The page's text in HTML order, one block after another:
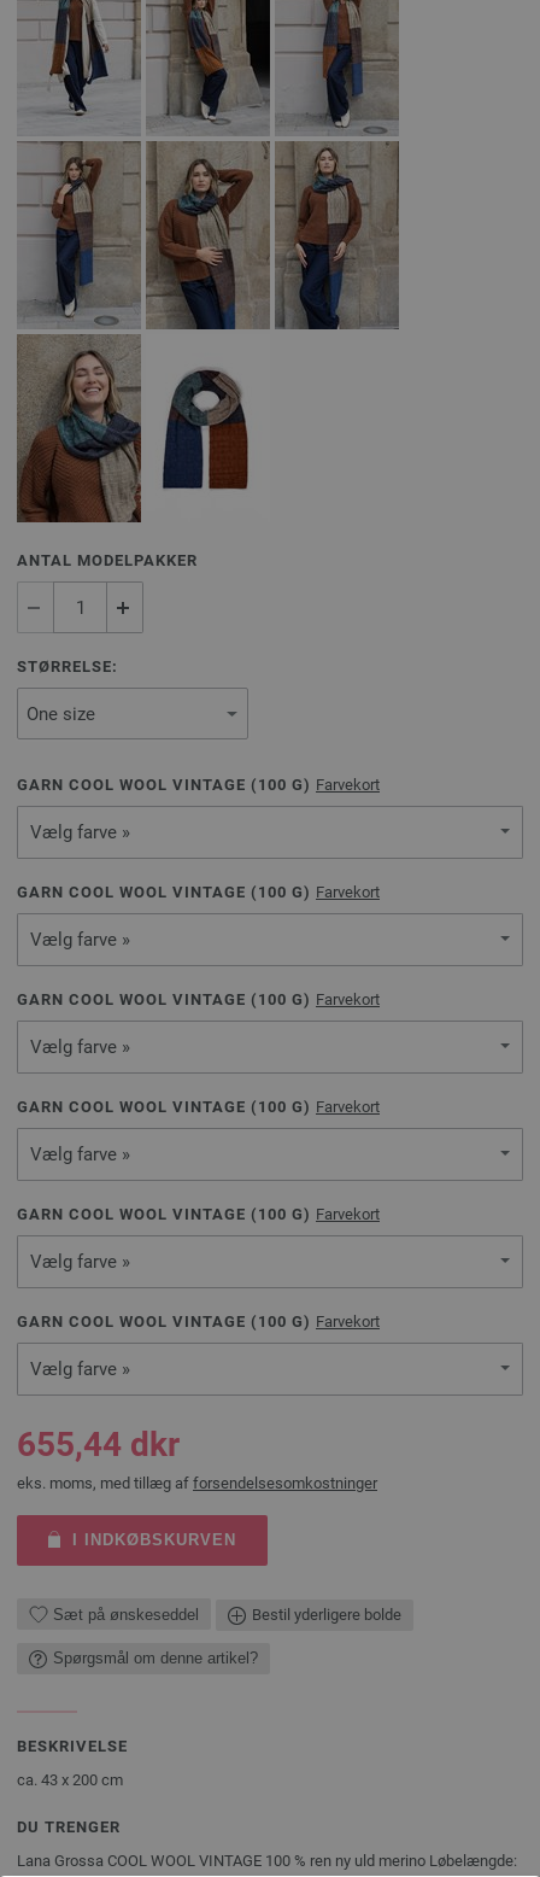
ANTAL MODELPAKKER
STØRRELSE:
GARN COOL WOOL VINTAGE ( 100 G) Farvekort
Vælg farve »
GARN COOL WOOL VINTAGE ( 100 G) Farvekort
Vælg farve »
GARN COOL WOOL VINTAGE ( 100 G) Farvekort
Vælg farve »
GARN COOL WOOL VINTAGE ( 100 G) Farvekort
Vælg farve »
GARN COOL WOOL VINTAGE ( 100 G) Farvekort
Vælg farve »
GARN COOL WOOL VINTAGE ( 100 G) Farvekort
Vælg farve »
655,44 dkr
eks. moms, med tillæg af forsendelsesomkostninger
I INDKØBSKURVEN
Sæt på ønskeseddel Bestil yderligere bolde
Spørgsmål om denne artikel?
BESKRIVELSE
ca. 43 x 200 cm
DU TRENGER
Lana Grossa COOL WOOL VINTAGE 100 % ren ny uld merino Løbelængde: